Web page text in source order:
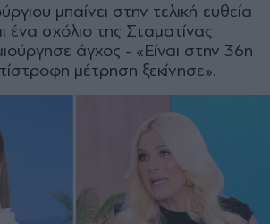
μπαίνει στην τελική ευθεία
ένα σχόλιο της Σταματίνας
άγχος - «Είναι στην 36η
μέτρηση ξεκίνησε».